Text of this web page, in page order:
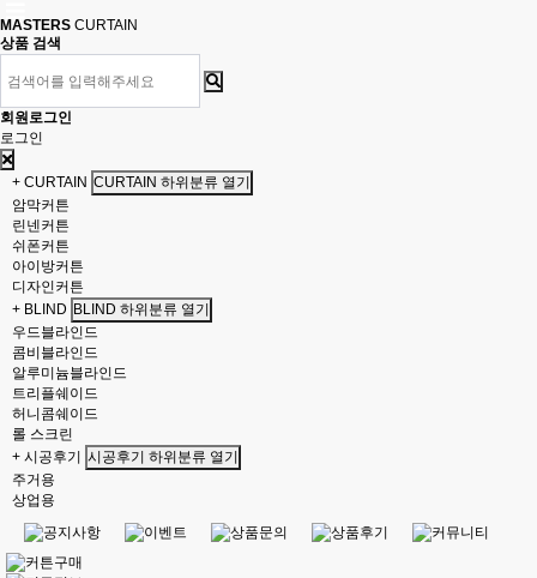
MASTERS CURTAIN
상품 검색
회원로그인
로그인
+ CURTAIN CURTAIN 하위분류 열기
암막커튼
린넨커튼
쉬폰커튼
아이방커튼
디자인커튼
+ BLIND BLIND 하위분류 열기
우드블라인드
콤비블라인드
알루미늄블라인드
트리플쉐이드
허니콤쉐이드
롤 스크린
+ 시공후기 시공후기 하위분류 열기
주거용
상업용